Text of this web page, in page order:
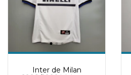
Inter de Milan